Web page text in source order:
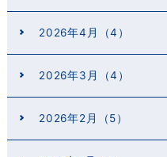
2026年4月（4）
2026年3月（4）
2026年2月（5）